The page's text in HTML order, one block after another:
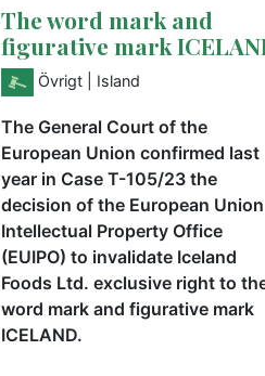
The word mark and
figurative mark
Övrigt | Island
The General Court of the
European Union confirmed last
year in Case T-105/23 the
decision of the European Union
Intellectual Property Office
(EUIPO) to invalidate Iceland
Foods Ltd. exclusive right to
word mark and figurative mark
ICELAND.